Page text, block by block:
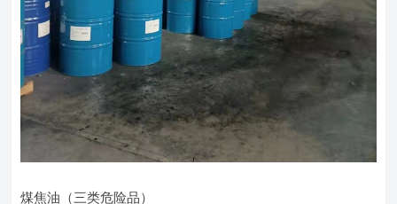
煤焦油（三类危险品）